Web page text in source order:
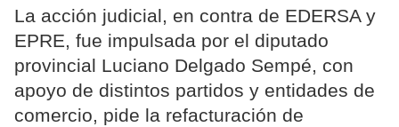
La acción judicial, en contra de EDERSA y
EPRE, fue impulsada por el diputado
provincial Luciano Delgado Sempé, con
apoyo de distintos partidos y entidades de
comercio, pide la refacturación de